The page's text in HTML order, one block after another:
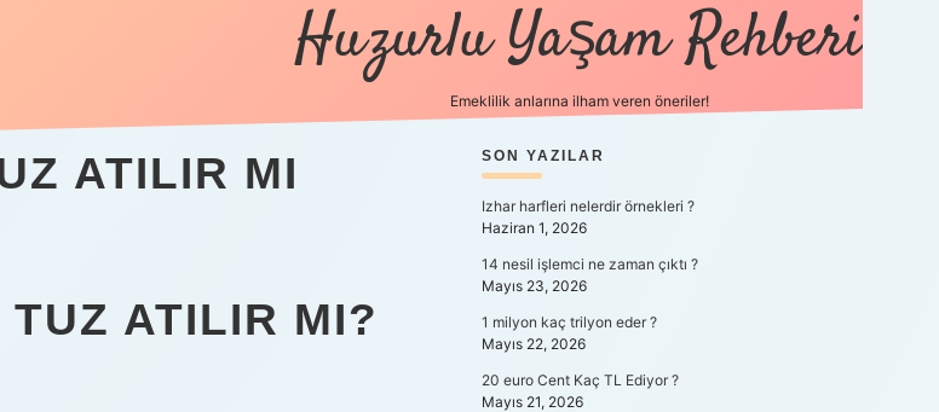
Huzurlu Yaşam Rehberi
Emeklilik anlarına ilham veren öneriler!
ATILIR MI
ATILIR MI?
SIDEBAR
SON YAZILAR
Izhar harfleri nelerdir örnekleri ?
Haziran 1, 2026
14 nesil işlemci ne zaman çıktı ?
Mayıs 23, 2026
1 milyon kaç trilyon eder ?
Mayıs 22, 2026
20 euro Cent Kaç TL Ediyor ?
Mayıs 21, 2026
https://betci.co/vdcasino